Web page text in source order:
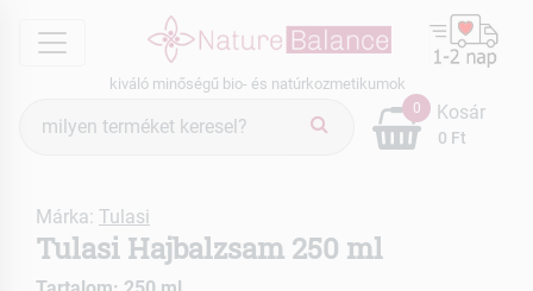
menu
kiváló minőségű bio- és natúrkozmetikumok
keresés
0
0 Ft
Kosár
Márka: Tulasi
Tulasi Hajbalzsam 250 ml